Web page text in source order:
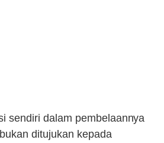
sendiri dalam pembelaannya
ditujukan kepada